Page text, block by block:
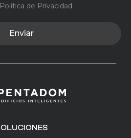
Política de Privacidad
Enviar